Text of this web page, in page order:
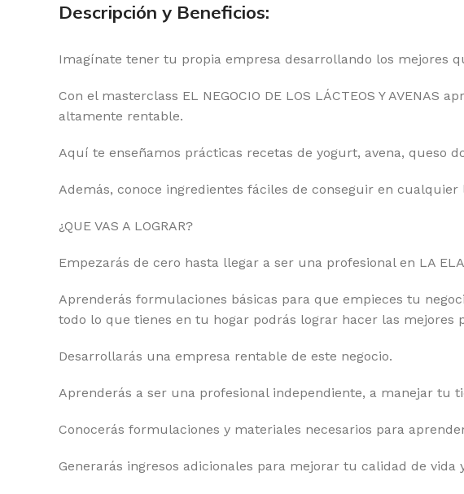
Descripción y Beneficios:
Imagínate tener tu propia empresa desarrollando los mejores
Con el masterclass EL NEGOCIO DE LOS LÁCTEOS Y
altamente rentable.
Aquí te enseñamos prácticas recetas de yogurt, avena, queso
Además, conoce ingredientes fáciles de conseguir en
¿QUE VAS A LOGRAR?
Empezarás de cero hasta llegar a ser una profesional en LA
Aprenderás formulaciones básicas para que empieces tu
todo lo que tienes en tu hogar podrás lograr hacer las mejores
Desarrollarás una empresa rentable de este negocio.
Aprenderás a ser una profesional independiente, a manejar tu
Conocerás formulaciones y materiales necesarios para
Generarás ingresos adicionales para mejorar tu calidad de vida